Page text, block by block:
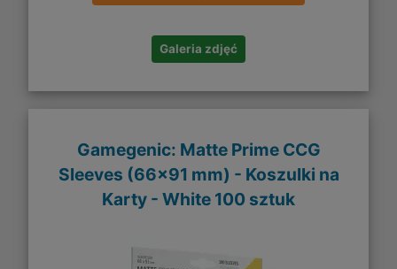
Galeria zdjęć
Gamegenic: Matte Prime CCG
Sleeves (66x91 mm) - Koszulki na
Karty - White 100 sztuk